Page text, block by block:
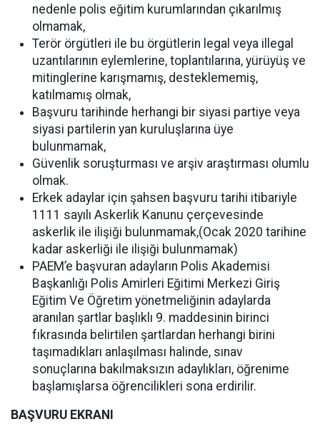
nedenle polis eğitim kurumlarından çıkarılmış
olmamak,
Terör örgütleri ile bu örgütlerin legal veya illegal
uzantılarının eylemlerine, toplantılarına, yürüyüş ve
mitinglerine karışmamış, desteklememiş,
katılmamış olmak,
Başvuru tarihinde herhangi bir siyasi partiye veya
siyasi partilerin yan kuruluşlarına üye
bulunmamak,
Güvenlik soruşturması ve arşiv araştırması olumlu
olmak.
Erkek adaylar için şahsen başvuru tarihi itibariyle
1111 sayılı Askerlik Kanunu çerçevesinde
askerlik ile ilişiği bulunmamak,(Ocak 2020 tarihine
kadar askerliği ile ilişiği bulunmamak)
PAEM’e başvuran adayların Polis Akademisi
Başkanlığı Polis Amirleri Eğitimi Merkezi Giriş
Eğitim Ve Öğretim yönetmeliğinin adaylarda
aranılan şartlar başlıklı 9. maddesinin birinci
fıkrasında belirtilen şartlardan herhangi birini
taşımadıkları anlaşılması halinde, sınav
sonuçlarına bakılmaksızın adaylıkları, öğrenime
başlamışlarsa öğrencilikleri sona erdirilir.
BAŞVURU EKRANI